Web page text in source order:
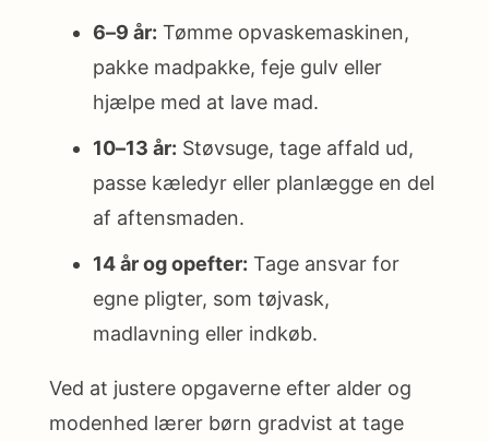
6–9 år: Tømme opvaskemaskinen,
pakke madpakke, feje gulv eller
hjælpe med at lave mad.
10–13 år: Støvsuge, tage affald ud,
passe kæledyr eller planlægge en del
af aftensmaden.
14 år og opefter: Tage ansvar for
egne pligter, som tøjvask,
madlavning eller indkøb.
Ved at justere opgaverne efter alder og
modenhed lærer børn gradvist at tage